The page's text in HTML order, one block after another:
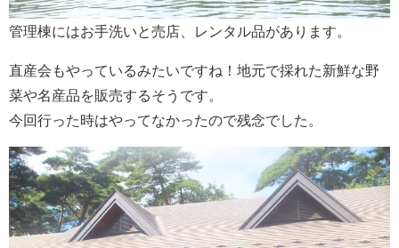
管理棟にはお手洗いと売店、レンタル品があります。
直産会もやっているみたいですね！地元で採れた新鮮な野
菜や名産品を販売するそうです。
今回行った時はやってなかったので残念でした。